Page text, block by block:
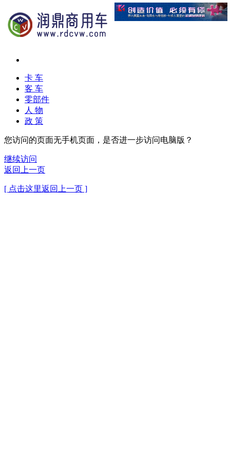
卡 车
客 车
零部件
人 物
政 策
您访问的页面无手机页面，是否进一步访问电脑版？
继续访问
返回上一页
[ 点击这里返回上一页 ]